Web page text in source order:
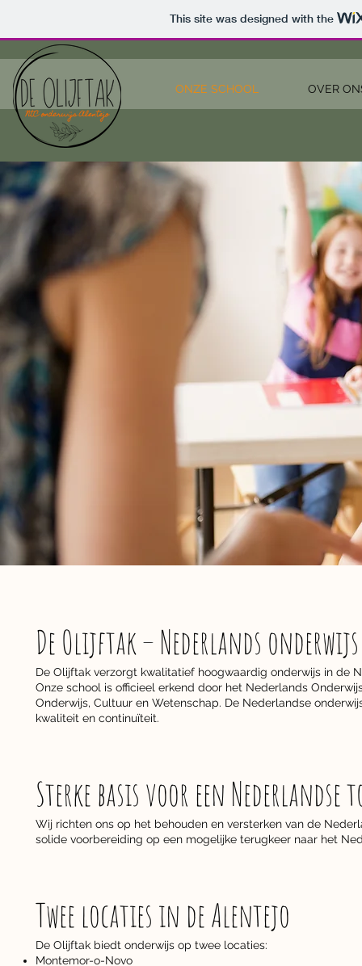
This site was designed with the
ONZE SCHOOL OVER
De Olijftak – Nederlands
De Olijftak verzorgt kwalitatief hoogwaardig onderwijs in de
Onze school is officieel erkend door het Nederlands
Onderwijs, Cultuur en Wetenschap. De Nederlandse
kwaliteit en continuïteit.
Sterke basis voor een Nederlandse
Wij richten ons op het behouden en versterken van de
solide voorbereiding op een mogelijke terugkeer naar het
Twee locaties in de Alentejo
De Olijftak biedt onderwijs op twee locaties:
Montemor-o-Novo